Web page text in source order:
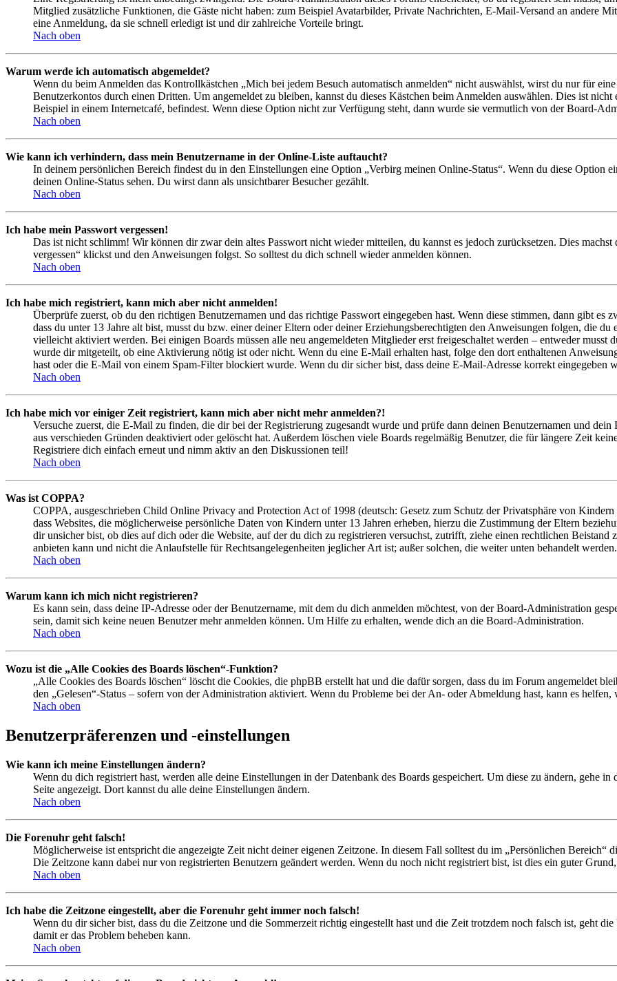
Mitglied zusätzliche Funktionen, die Gäste nicht haben: zum Beispiel Avatarbilder, Private Nachrichten, E-Mail-Versand an andere
eine Anmeldung, da sie schnell erledigt ist und dir zahlreiche Vorteile bringt.
Nach oben
Warum werde ich automatisch abgemeldet?
Wenn du beim Anmelden das Kontrollkästchen „Mich bei jedem Besuch automatisch anmelden“ nicht auswählst, wirst du nur für
Benutzerkontos durch einen Dritten. Um angemeldet zu bleiben, kannst du dieses Kästchen beim Anmelden auswählen. Dies ist
Beispiel in einem Internetcafé, befindest. Wenn diese Option nicht zur Verfügung steht, dann wurde sie vermutlich von der Board-
Nach oben
Wie kann ich verhindern, dass mein Benutzername in der Online-Liste auftaucht?
In deinem persönlichen Bereich findest du in den Einstellungen eine Option „Verbirg meinen Online-Status“. Wenn du diese Option
deinen Online-Status sehen. Du wirst dann als unsichtbarer Besucher gezählt.
Nach oben
Ich habe mein Passwort vergessen!
Das ist nicht schlimm! Wir können dir zwar dein altes Passwort nicht wieder mitteilen, du kannst es jedoch zurücksetzen. Dies
vergessen“ klickst und den Anweisungen folgst. So solltest du dich schnell wieder anmelden können.
Nach oben
Ich habe mich registriert, kann mich aber nicht anmelden!
Überprüfe zuerst, ob du den richtigen Benutzernamen und das richtige Passwort eingegeben hast. Wenn diese stimmen, dann gibt es
dass du unter 13 Jahre alt bist, musst du bzw. einer deiner Eltern oder deiner Erziehungsberechtigten den Anweisungen folgen, die
vielleicht aktiviert werden. Bei einigen Boards müssen alle neu angemeldeten Mitglieder erst freigeschaltet werden – entweder musst
wurde dir mitgeteilt, ob eine Aktivierung nötig ist oder nicht. Wenn du eine E-Mail erhalten hast, folge den dort enthaltenen
hast oder die E-Mail von einem Spam-Filter blockiert wurde. Wenn du dir sicher bist, dass deine E-Mail-Adresse korrekt eingegeben
Nach oben
Ich habe mich vor einiger Zeit registriert, kann mich aber nicht mehr anmelden?!
Versuche zuerst, die E-Mail zu finden, die dir bei der Registrierung zugesandt wurde und prüfe dann deinen Benutzernamen und
aus verschieden Gründen deaktiviert oder gelöscht hat. Außerdem löschen viele Boards regelmäßig Benutzer, die für längere Zeit
Registriere dich einfach erneut und nimm aktiv an den Diskussionen teil!
Nach oben
Was ist COPPA?
COPPA, ausgeschrieben Child Online Privacy and Protection Act of 1998 (deutsch: Gesetz zum Schutz der Privatsphäre von
dass Websites, die möglicherweise persönliche Daten von Kindern unter 13 Jahren erheben, hierzu die Zustimmung der Eltern
dir unsicher bist, ob dies auf dich oder die Website, auf der du dich zu registrieren versuchst, zutrifft, ziehe einen rechtlichen Beistand
anbieten kann und nicht die Anlaufstelle für Rechtsangelegenheiten jeglicher Art ist; außer solchen, die weiter unten behandelt werden.
Nach oben
Warum kann ich mich nicht registrieren?
Es kann sein, dass deine IP-Adresse oder der Benutzername, mit dem du dich anmelden möchtest, von der Board-Administration
sein, damit sich keine neuen Benutzer mehr anmelden können. Um Hilfe zu erhalten, wende dich an die Board-Administration.
Nach oben
Wozu ist die „Alle Cookies des Boards löschen“-Funktion?
„Alle Cookies des Boards löschen“ löscht die Cookies, die phpBB erstellt hat und die dafür sorgen, dass du im Forum angemeldet
den „Gelesen“-Status – sofern von der Administration aktiviert. Wenn du Probleme bei der An- oder Abmeldung hast, kann es
Nach oben
Benutzerpräferenzen und -einstellungen
Wie kann ich meine Einstellungen ändern?
Wenn du dich registriert hast, werden alle deine Einstellungen in der Datenbank des Boards gespeichert. Um diese zu ändern, gehe
Seite angezeigt. Dort kannst du alle deine Einstellungen ändern.
Nach oben
Die Forenuhr geht falsch!
Möglicherweise ist entspricht die angezeigte Zeit nicht deiner eigenen Zeitzone. In diesem Fall solltest du im „Persönlichen Bereich“
Die Zeitzone kann dabei nur von registrierten Benutzern geändert werden. Wenn du noch nicht registriert bist, ist dies ein guter
Nach oben
Ich habe die Zeitzone eingestellt, aber die Forenuhr geht immer noch falsch!
Wenn du dir sicher bist, dass du die Zeitzone und die Sommerzeit richtig eingestellt hast und die Zeit trotzdem noch falsch ist, geht
damit er das Problem beheben kann.
Nach oben